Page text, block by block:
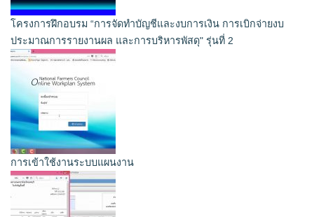
โครงการฝึกอบรม “การจัดทำบัญชีและงบการเงิน การเบิกจ่ายงบ
ประมาณการรายงานผล และการบริหารพัสดุ" รุ่นที่ 2
การเข้าใช้งานระบบแผนงาน